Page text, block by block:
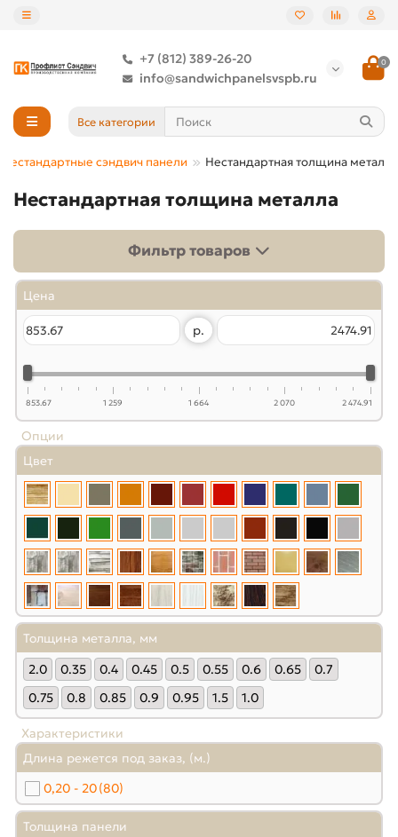
+7 (812) 389-26-20
info@sandwichpanelsvspb.ru
0
Все категории
Нестандартные сэндвич панели Нестандартная толщина металла
Нестандартная толщина металла
Фильтр товаров
Цена
р.
853.67 1 259 1 664 2 070 2 474.91
Опции
Цвет
Толщина металла, мм
2.0
0.35 0.4 0.45 0.5 0.55 0.6 0.65
0.7
0.75
0.8 0.85 0.9 0.95 1.5 1.0
Характеристики
Длина режется под заказ, (м.)
0,20 - 20(80)
Толщина панели